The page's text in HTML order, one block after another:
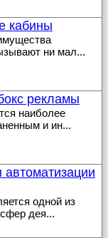
кабины
ни мал...
рекламы
наиболее
и ин...
одной из
дея...